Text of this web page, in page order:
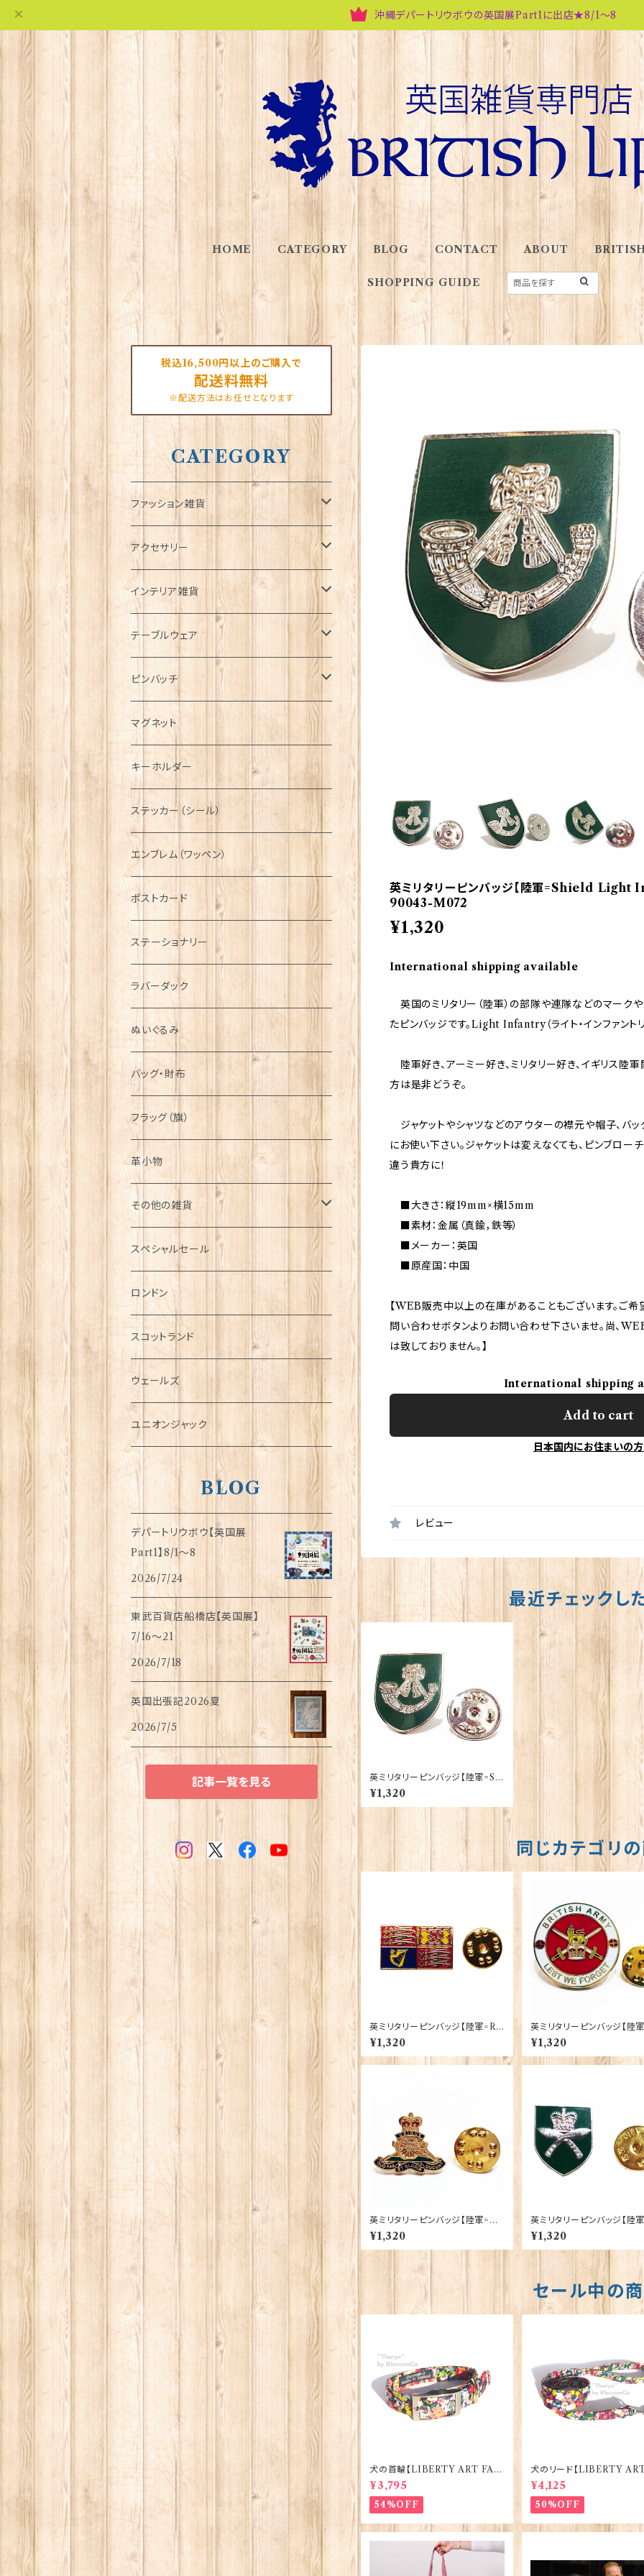
沖縄デパートリウボウの英国展Part1に出店★8/1～8
HOME CATEGORY BLOG CONTACT ABOUT
SHOPPING GUIDE
英ミリタリーピンバッジ【陸軍=Shield
90043-M072
¥1,320
International shipping available
英国のミリタリー（陸軍）の部隊や連隊などのマーク
たピンバッジです。Light Infantry（ライト・インファント
陸軍好き、アーミー好き、ミリタリー好き、イギリス陸
方は是非どうぞ。
ジャケットやシャツなどのアウターの襟元や帽子、バッ
にお使い下さい。ジャケットは変えなくても、ピンブロ
違う貴方に！
■大きさ：縦19mm×横15mm
■素材：金属（真鍮，鉄等）
■メーカー：英国
■原産国：中国
【WEB販売中以上の在庫があることもございます。ご
問い合わせボタンよりお問い合わせ下さいませ。尚、
は致しておりません。】
International shipping
Add to cart
日本国内にお住まいの
レビュー
最近チェックし
英ミリタリーピンバッジ【陸軍=Shi
eld Light Infantry】Tradition
90043-M072
¥1,320
同じカテゴリ
英ミリタリーピンバッジ【陸軍=Ro
yal Cypher Standard Flag】Tr
adition 90043-M109
¥1,320
英ミリタリーピンバッジ【陸
tish Army】Tradition 90043-
M099
¥1,320
英ミリタリーピンバッジ【陸軍=Th
e Royal Regiment of Artiller
¥1,320
英ミリタリーピンバッジ【陸
yal Gurkha Rifles
¥1,320
セール中の
犬の首輪【LIBERTY ART FAB
RIC=Thorpe】BlossomCo 90
295
¥3,795
54%OFF
犬のリード【LIBERTY
BRIC=Thorpe】
0294
¥4,125
50%OFF
税込16,500円以上のご購入で
配送料無料
※配送方法はお任せとなります
CATEGORY
ファッション雑貨
タータンネクタイ
帽子
キャップ
ハンチング帽
キャスケット
ディアストーカー
ニット帽
Tシャツ
マフラー
タータン【Bronte by Moon】
タータン【Glencroft】
ボタンラップマフラー【Aran Traditions】
サッシュ
スカーフ
ファッションマスク
アクセサリー
ORTAK
ブローチ
ペンダント
チャーム
その他のアクセサリー
インテリア雑貨
インテリア置物
ラブスプーン
ラブスプーン【SION LLEWELLYN】
ラブスプーン【PAUL CURTIS】
ファブリック
テーブルウェア
ティータオル
ペーパーナプキン
ティーコジー
その他テーブルウェア
ピンバッチ
ジェネラルデザイン
乗り物
動物＆植物
国旗＆紋章
音楽＆楽器
ミリタリー
NAVY
AIRFORCE
ARMY
ピューター
マグネット
キーホルダー
ステッカー（シール）
エンブレム（ワッペン）
ポストカード
ステーショナリー
ラバーダック
ぬいぐるみ
バッグ・財布
フラッグ（旗）
革小物
その他の雑貨
ミニカー
チャーム
犬グッズ
傘
指貫(シンブル)
スペシャルセール
ロンドン
スコットランド
ウェールズ
ユニオンジャック
BLOG
デパートリウボウ【英国展
Part1】8/1〜8
2026/7/24
東武百貨店船橋店【英国展】
7/16～21
2026/7/18
英国出張記2026夏
2026/7/5
記事一覧を見る